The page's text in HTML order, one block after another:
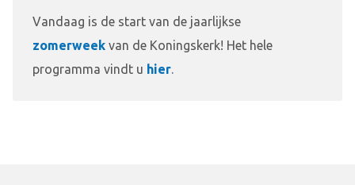
Vandaag is de start van de jaarlijkse
zomerweekvan de Koningskerk! Het hele
programma vindt u hier.